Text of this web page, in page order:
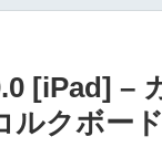
[iPad] –
ルクボー